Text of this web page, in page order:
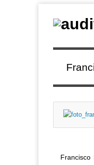
Francisco